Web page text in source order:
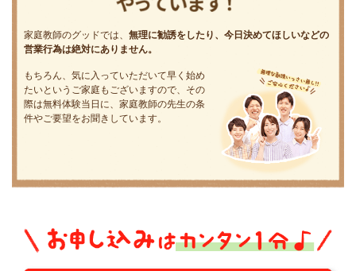
家庭教師のグッドでは、 無理に勧誘をしたり、今日決めてほしいなどの
営業行為は絶対にありません。
もちろん、気に入っていただいて早く始め
たいというご家庭もございますので、その
際は無料体験当日に、家庭教師の先生の条
件やご要望をお聞きしています。